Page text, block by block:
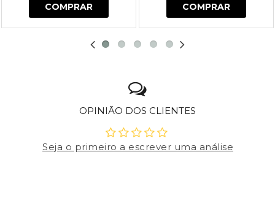
COMPRAR COMPRAR
OPINIÃO DOS CLIENTES
Seja o primeiro a escrever uma análise